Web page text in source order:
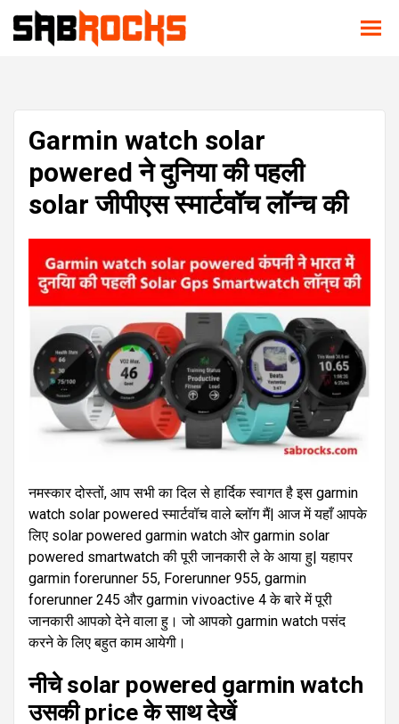
Garmin watch solar
powered ने दुनिया की पहली
solar जीपीएस स्मार्टवॉच लॉन्च की
नमस्कार दोस्तों, आप सभी का दिल से हार्दिक स्वागत है इस garmin
watch solar powered स्मार्टवॉच वाले ब्लॉग मैं| आज में यहाँ आपके
लिए solar powered garmin watch ओर garmin solar
powered smartwatch की पूरी जानकारी ले के आया हु| यहापर
garmin forerunner 55, Forerunner 955, garmin
forerunner 245 और garmin vivoactive 4 के बारे में पूरी
जानकारी आपको देने वाला हु। जो आपको garmin watch पसंद
करने के लिए बहुत काम आयेगी।
नीचे solar powered garmin watch
उसकी price के साथ देखें